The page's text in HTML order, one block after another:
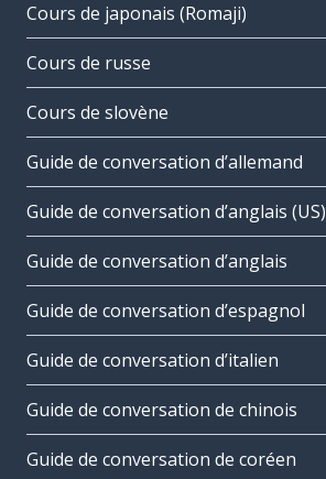
Cours de japonais (Romaji)
Cours de russe
Cours de slovène
Guide de conversation d’allemand
Guide de conversation d’anglais (US)
Guide de conversation d’anglais
Guide de conversation d’espagnol
Guide de conversation d’italien
Guide de conversation de chinois
Guide de conversation de coréen